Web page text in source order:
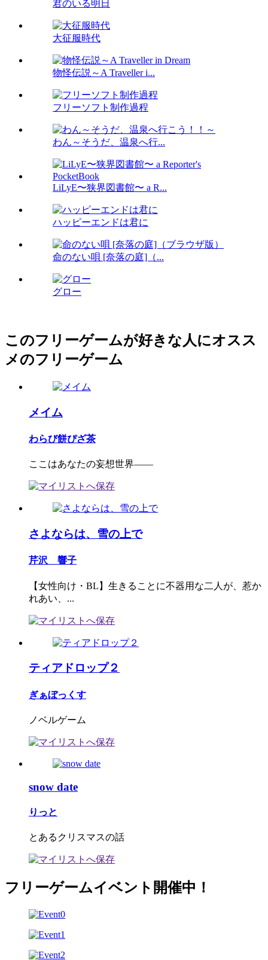
君のいる明日
大征服時代
物怪伝説～A Traveller i...
フリーソフト制作過程
わん～そうだ、温泉へ行...
LiLyE〜狭界図書館〜 a R...
ハッピーエンドは君に
命のない唄 [奈落の庭]（...
グロー
このフリーゲームが好きな人にオスス
メのフリーゲーム
メイム
わらび餅ぴざ茶
ここはあなたの妄想世界――
さよならは、雪の上で
芹沢 響子
【女性向け・BL】生きることに不器用な二人が、惹か
れあい、...
ティアドロップ２
ぎぁぼっくす
ノベルゲーム
snow date
りっと
とあるクリスマスの話
フリーゲームイベント開催中！